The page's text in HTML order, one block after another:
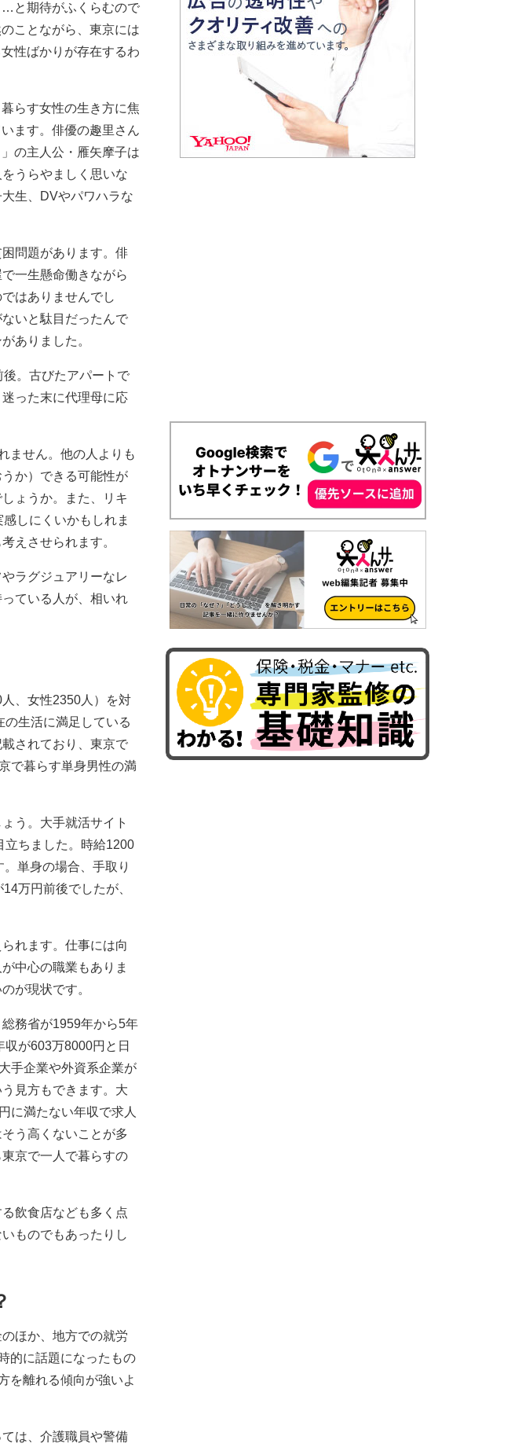
…と期待がふくらむので
ことながら、東京には
性ばかりが存在するわ
らす女性の生き方に焦
ます。俳優の趣里さん
の主人公・雁矢摩子は
うらやましく思いな
生、DVやパワハラな
問題があります。俳
一生懸命働きながら
はありませんでし
いと駄目だったんで
ありました。
。古びたアパートで
った末に代理母に応
ません。他の人よりも
か）できる可能性が
ょうか。また、リキ
しにくいかもしれま
えさせられます。
ラグジュアリーなレ
ている人が、相いれ
、女性2350人）を対
生活に満足している
されており、東京で
で暮らす単身男性の満
う。大手就活サイト
立ちました。時給1200
単身の場合、手取り
万円前後でしたが、
れます。仕事には向
中心の職業もありま
が現状です。
務省が1959年から5年
が603万8000円と日
手企業や外資系企業が
見方もできます。大
に満たない年収で求人
う高くないことが多
京で一人で暮らすの
飲食店なども多く点
ものでもあったりし
ほか、地方での就労
的に話題になったもの
を離れる傾向が強いよ
は、介護職員や警備